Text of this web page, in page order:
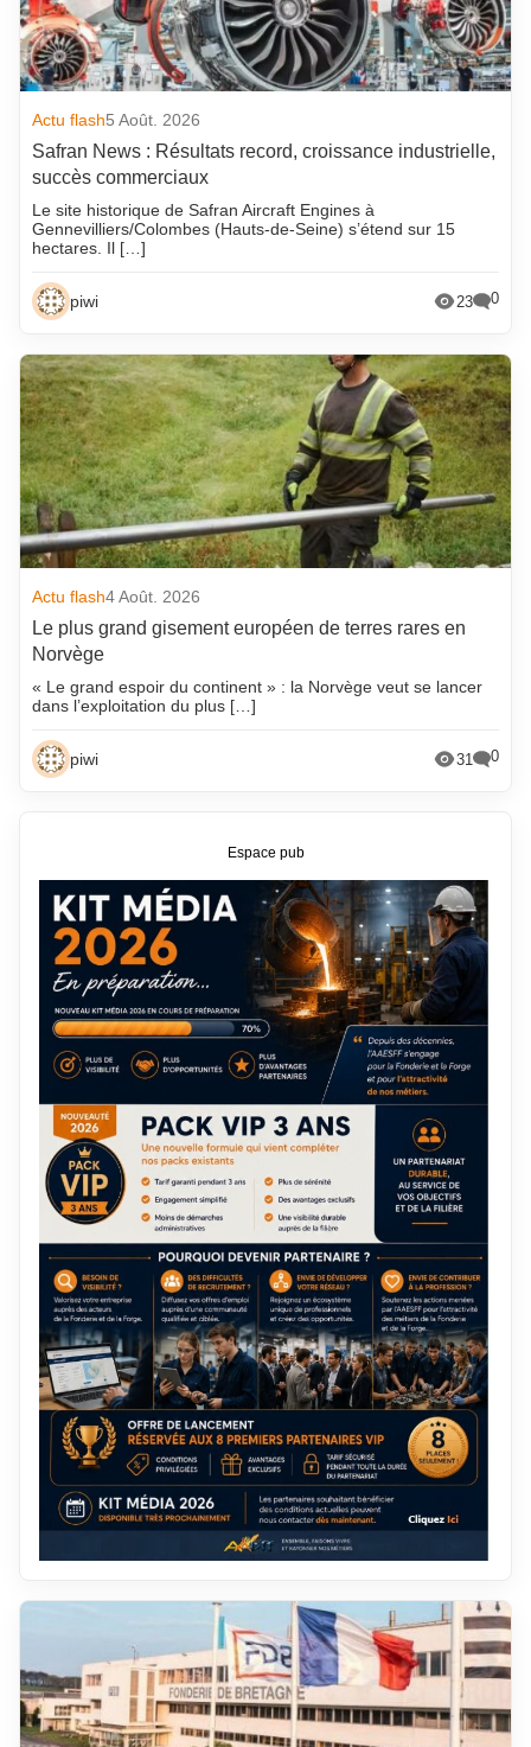
Actu flash5 Août. 2026
Safran News : Résultats record, croissance industrielle,
succès commerciaux
Le site historique de Safran Aircraft Engines à
Gennevilliers/Colombes (Hauts-de-Seine) s’étend sur 15
hectares. Il […]
piwi 23 0
Actu flash4 Août. 2026
Le plus grand gisement européen de terres rares en
Norvège
« Le grand espoir du continent » : la Norvège veut se lancer
dans l’exploitation du plus […]
piwi 31 0
Espace pub